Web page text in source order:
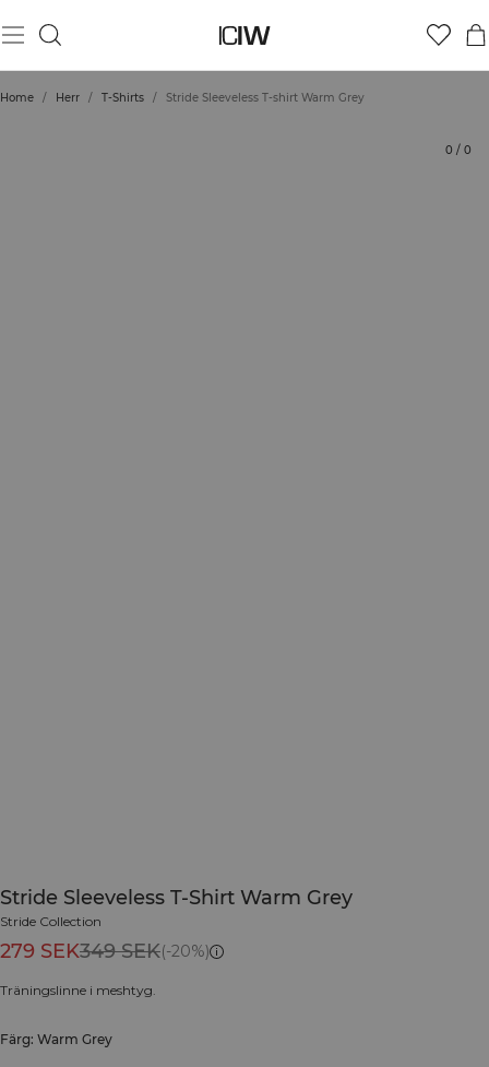
Home / Herr / T-Shirts / Stride Sleeveless T-shirt Warm Grey
0 / 0
Stride Sleeveless T-Shirt Warm Grey
Stride Collection
279 SEK349 SEK(-20%)
Träningslinne i meshtyg.
Färg: Warm Grey